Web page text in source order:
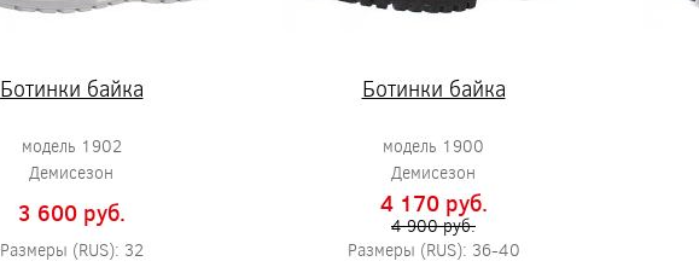
Ботинки байка
модель 1902
Демисезон
3 600 pуб.
Размеры (RUS): 32
Ботинки байка
модель 1900
Демисезон
4 170 pуб.
4 900 pуб.
Размеры (RUS): 36-40